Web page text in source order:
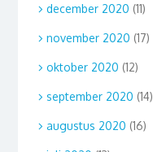
december 2020 (11)
november 2020 (17)
oktober 2020 (12)
september 2020 (14)
augustus 2020 (16)